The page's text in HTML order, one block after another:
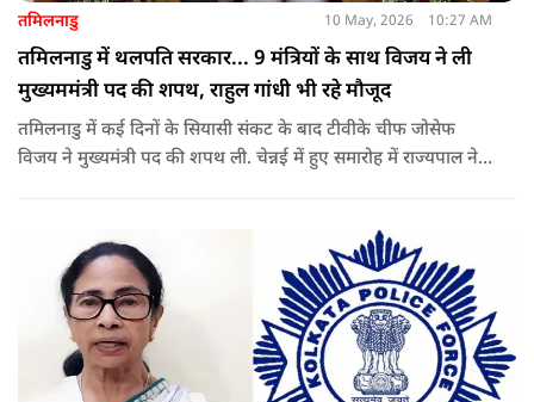
तमिलनाडु 10 May, 2026 10:27 AM
तमिलनाडु में थलपति सरकार... 9 मंत्रियों के साथ विजय ने ली
मुख्यममंत्री पद की शपथ, राहुल गांधी भी रहे मौजूद
तमिलनाडु में कई दिनों के सियासी संकट के बाद टीवीके चीफ जोसेफ
विजय ने मुख्यमंत्री पद की शपथ ली. चेन्नई में हुए समारोह में राज्यपाल ने